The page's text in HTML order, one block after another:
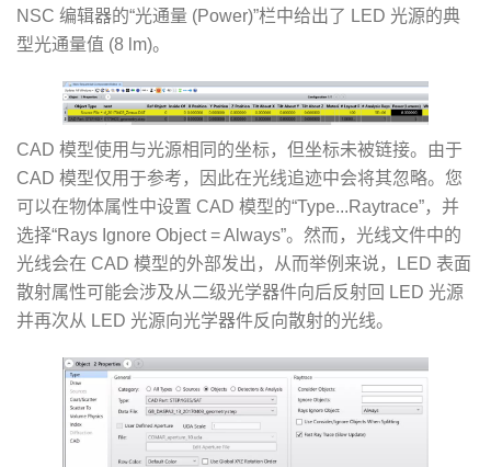
NSC 编辑器的“光通量 (Power)”栏中给出了 LED 光源的典
型光通量值 (8 lm)。
CAD 模型使用与光源相同的坐标，但坐标未被链接。由于
CAD 模型仅用于参考，因此在光线追迹中会将其忽略。您
可以在物体属性中设置 CAD 模型的“Type...Raytrace”，并
选择“Rays Ignore Object = Always”。然而，光线文件中的
光线会在 CAD 模型的外部发出，从而举例来说，LED 表面
散射属性可能会涉及从二级光学器件向后反射回 LED 光源
并再次从 LED 光源向光学器件反向散射的光线。